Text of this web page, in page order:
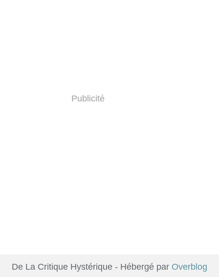
Publicité
De La Critique Hystérique - Hébergé par Overblog